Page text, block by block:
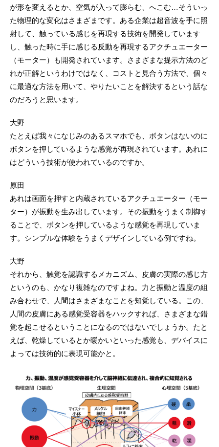
が形を変えるとか、空気が入って膨らむ、へこむ…そういっ
た物理的な変化はさまざまです。ある企業は超音波を手に照
射して、触っている感じを再現する技術を開発しています
し、触った時に手に感じる反動を再現するアクチュエーター
（モーター）も開発されています。さまざまな提示方法のど
れが正解というわけではなく、コストと見合う方法で、個々
に最適な方法を用いて、やりたいことを解決するという話な
のだろうと思います。
大野
たとえば我々になじみのあるスマホでも、ボタンはないのに
ボタンを押しているような感覚が再現されています。あれに
はどういう技術が使われているのですか。
原田
あれは画面を押すと内蔵されているアクチュエーター（モー
ター）が振動を生み出しています。その振動をうまく制御す
ることで、ボタンを押しているような感覚を再現していま
す。シンプルな体験をうまくデザインしている例ですね。
大野
それから、触覚を認識するメカニズム、皮膚の実際の感じ方
というのも、かなり複雑なのですよね。力と振動と温度の組
み合わせで、人間はさまざまなことを知覚している。この、
人間の皮膚にある感覚受容器をハックすれば、さまざまな錯
覚を起こせるということになるのではないでしょうか。たと
えば、乾燥しているとか暖かいといった感覚も、デバイスに
よっては技術的に表現可能かと。